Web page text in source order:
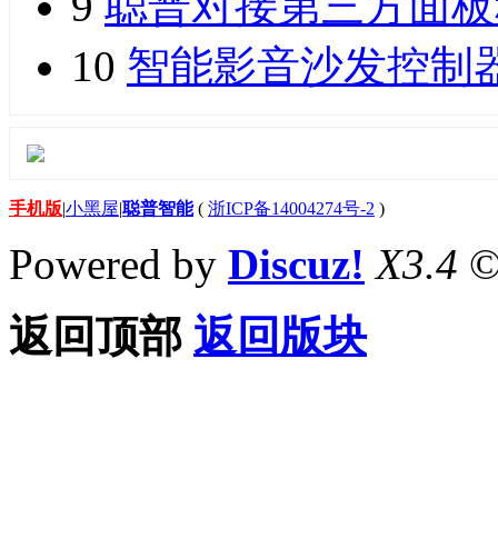
10 智能影音沙发控制
手机版|小黑屋|聪普智能( 浙ICP备14004274号-2 )
Powered by Discuz! X3.4
返回顶部 返回版块